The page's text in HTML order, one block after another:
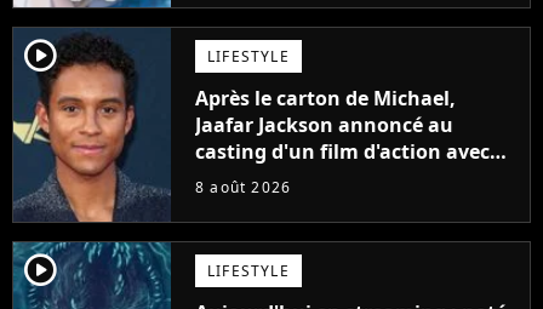
player2 LIFESTYLE
Après le carton de Michael,
Jaafar Jackson annoncé au
casting d'un film d'action avec
Will Smith
8 août 2026
player2 LIFESTYLE